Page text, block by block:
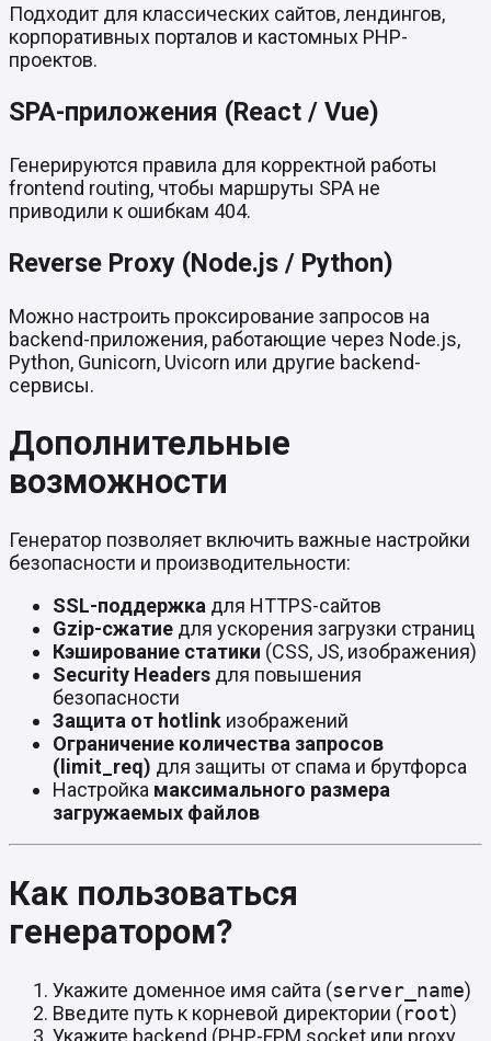
Подходит для классических сайтов, лендингов,
корпоративных порталов и кастомных PHP-
проектов.
SPA-приложения (React / Vue)
Генерируются правила для корректной работы
frontend routing, чтобы маршруты SPA не
приводили к ошибкам 404.
Reverse Proxy (Node.js / Python)
Можно настроить проксирование запросов на
backend-приложения, работающие через Node.js,
Python, Gunicorn, Uvicorn или другие backend-
сервисы.
Дополнительные
возможности
Генератор позволяет включить важные настройки
безопасности и производительности:
SSL-поддержка для HTTPS-сайтов
Gzip-сжатие для ускорения загрузки страниц
Кэширование статики (CSS, JS, изображения)
Security Headers для повышения
безопасности
Защита от hotlink изображений
Ограничение количества запросов
(limit_req) для защиты от спама и брутфорса
Настройка максимального размера
загружаемых файлов
Как пользоваться
генератором?
Укажите доменное имя сайта (server_name)
Введите путь к корневой директории (root)
Укажите backend (PHP-FPM socket или proxy